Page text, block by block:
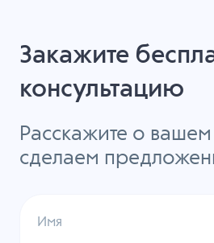
Закажите
консультацию
Расскажите о
сделаем
Имя